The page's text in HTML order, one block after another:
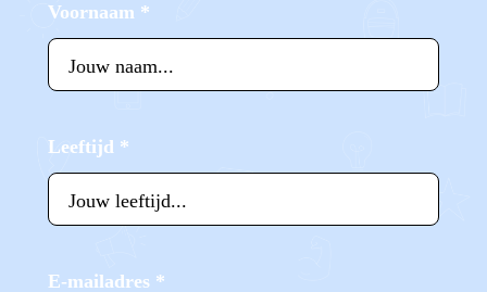
Voornaam *
Leeftijd *
E-mailadres *